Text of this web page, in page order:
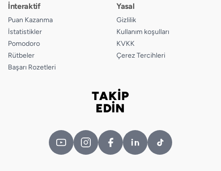
İnteraktif
Puan Kazanma
İstatistikler
Pomodoro
Rütbeler
Başarı Rozetleri
Yasal
Gizlilik
Kullanım koşulları
KVKK
Çerez Tercihleri
TAKİP
EDİN